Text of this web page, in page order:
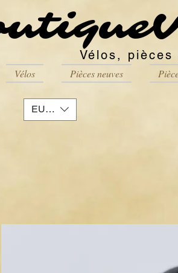
Vélos,
Vélos Pièces neuves
EUR (€)